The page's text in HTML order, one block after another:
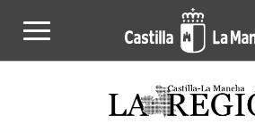
Noticias de la región